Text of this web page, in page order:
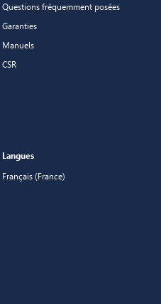
Questions fréquemment posées
Garanties
Manuels
CSR
Langues
Français (France)